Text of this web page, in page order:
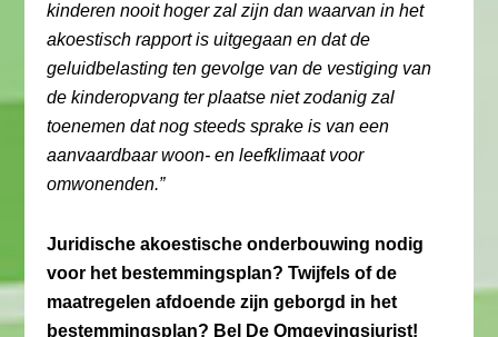
kinderen nooit hoger zal zijn dan waarvan in het
akoestisch rapport is uitgegaan en dat de
geluidbelasting ten gevolge van de vestiging van
de kinderopvang ter plaatse niet zodanig zal
toenemen dat nog steeds sprake is van een
aanvaardbaar woon- en leefklimaat voor
omwonenden.”
Juridische akoestische onderbouwing nodig
voor het bestemmingsplan? Twijfels of de
maatregelen afdoende zijn geborgd in het
bestemmingsplan? Bel De Omgevingsjurist!